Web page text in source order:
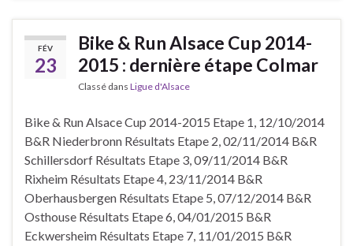
FÉV
23
Bike & Run Alsace Cup 2014-
2015 : dernière étape Colmar
Classé dans Ligue d'Alsace
Bike & Run Alsace Cup 2014-2015 Etape 1, 12/10/2014
B&R Niederbronn Résultats Etape 2, 02/11/2014 B&R
Schillersdorf Résultats Etape 3, 09/11/2014 B&R
Rixheim Résultats Etape 4, 23/11/2014 B&R
Oberhausbergen Résultats Etape 5, 07/12/2014 B&R
Osthouse Résultats Etape 6, 04/01/2015 B&R
Eckwersheim Résultats Etape 7, 11/01/2015 B&R